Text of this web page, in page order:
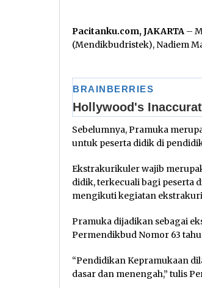
Pacitanku.com, JAKARTA –
(Mendikbudristek), Nadiem
Sebelumnya, Pramuka
untuk peserta didik di
Ekstrakurikuler wajib
didik, terkecuali bagi
mengikuti kegiatan
Pramuka dijadikan sebagai
Permendikbud Nomor 63
“Pendidikan Kepramukaan
dasar dan menengah,” tulis